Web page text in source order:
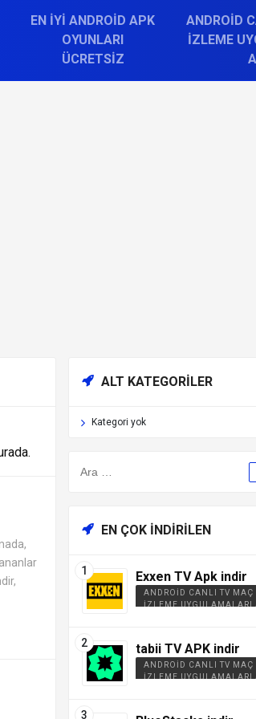
EN İYI ANDROID APK
OYUNLARI
ÜCRETSIZ
ANDROID
İZLEME
ALT KATEGORILER
Kategori yok
EN ÇOK İNDIRILEN
Exxen TV Apk indir
ANDROID CANLI TV MAÇ
İZLEME UYGULAMALARI
tabii TV APK indir
ANDROID CANLI TV MAÇ
İZLEME UYGULAMALARI